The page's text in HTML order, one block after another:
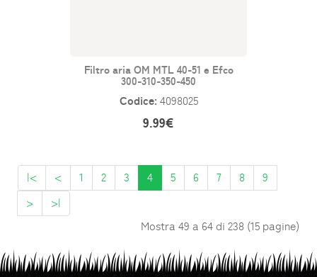
Filtro aria OM MTL 40-51 e Efco
300-310-350-450
Codice: 4098025
9.99€
|< < 1 2 3 4 5 6 7 8
9
>
>|
Mostra 49 a 64 di 238 (15 pagine)